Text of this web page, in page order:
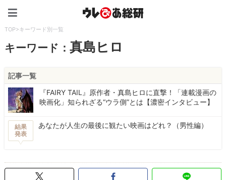
TOP>キーワード別一覧
キーワード：真島ヒロ
記事一覧
『FAIRY TAIL』原作者・真島ヒロに直撃！「連載漫画の
映画化」知られざる“ウラ側”とは【濃密インタビュー】
結果
発表
あなたが人生の最後に観たい映画はどれ？（男性編）